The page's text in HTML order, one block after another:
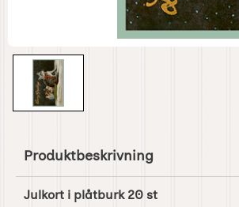
Produktbeskrivning
Julkort i plåtburk 20 st